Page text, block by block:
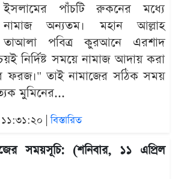
ইসলামের পাঁচটি রুকনের মধ্যে
নামাজ অন্যতম। মহান আল্লাহ
তাআলা পবিত্র কুরআনে এরশাদ
নির্দিষ্ট সময়ে নামাজ আদায় করা
ফরজ।" তাই নামাজের সঠিক সময়
মুমিনের...
১১:৩১:২০ |বিস্তারিত
সময়সূচি: (শনিবার, ১১ এপ্রিল